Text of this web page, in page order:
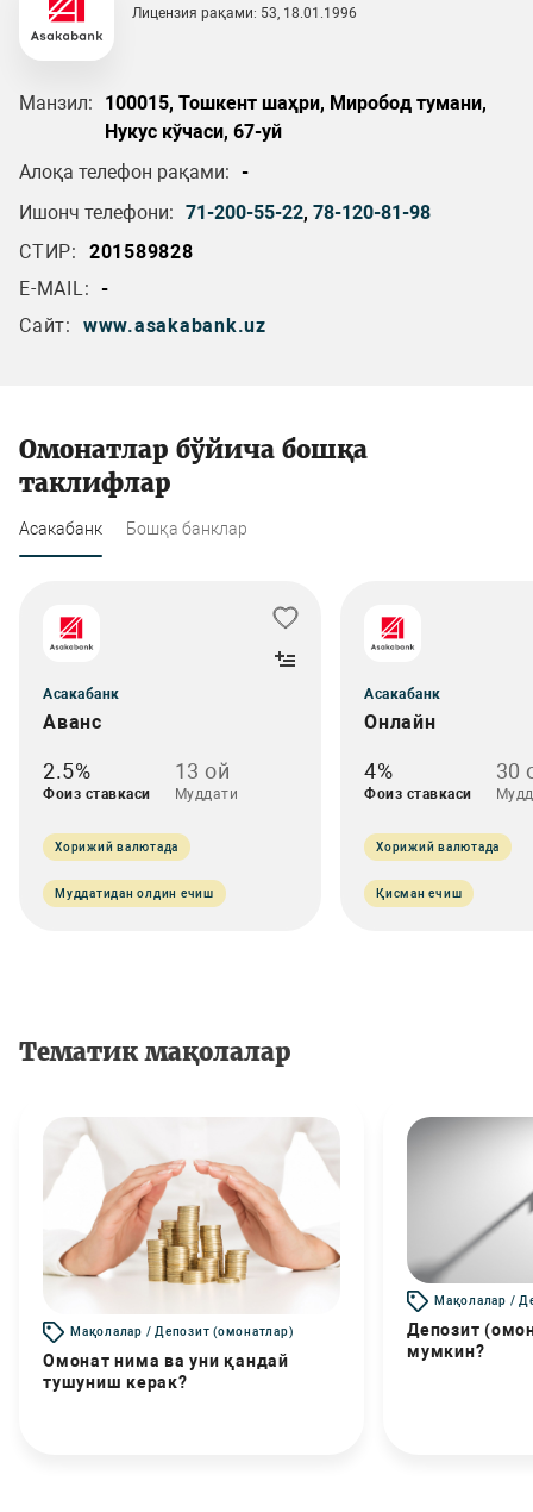
Лицензия рақами: 53, 18.01.1996
Манзил:
100015, Тошкент шаҳри, Миробод тумани,
Нукус кўчаси, 67-уй
Алоқа телефон рақами: -
Ишонч телефони: 71-200-55-22, 78-120-81-98
СТИР:
201589828
E-MAIL: -
Сайт:
www.asakabank.uz
Омонатлар бўйича бошқа
таклифлар
Асакабанк Бошқа банклар
Асакабанк
Аванс
2.5%
Фоиз ставкаси
13 ой
Муддати
Хорижий валютада
Муддатидан олдин ечиш
Асакабанк
Онлайн
4%
Фоиз ставкаси
30
Хорижий валютада
Қисман ечиш
Тематик мақолалар
Мақолалар / Депозит (омонатлар)
Омонат нима ва уни қандай
тушуниш керак?
Мақолалар /
Депозит
мумкин?